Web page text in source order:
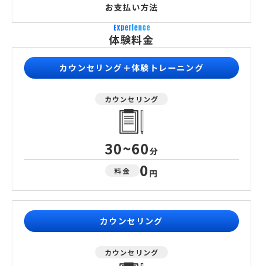
お支払い方法
Experience
体験料金
カウンセリング＋体験トレーニング
カウンセリング
30~60分
料金 0 円
カウンセリング
カウンセリング